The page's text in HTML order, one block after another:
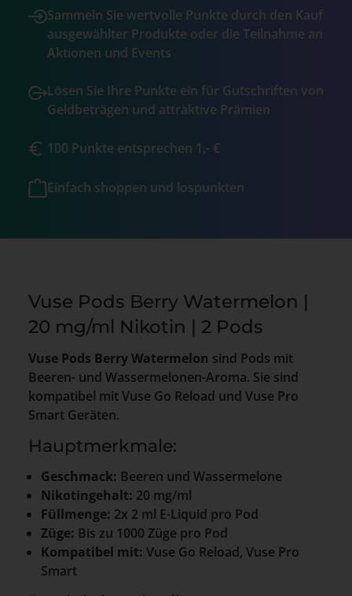
Sammeln Sie wertvolle Punkte durch den Kauf
ausgewählter Produkte oder die Teilnahme an
Aktionen und Events
Lösen Sie Ihre Punkte ein für Gutschriften von
Geldbeträgen und attraktive Prämien
100 Punkte entsprechen 1,- €
Einfach shoppen und lospunkten
Vuse Pods Berry Watermelon |
20 mg/ml Nikotin | 2 Pods
Vuse Pods Berry Watermelon sind Pods mit
Beeren- und Wassermelonen-Aroma. Sie sind
kompatibel mit Vuse Go Reload und Vuse Pro
Smart Geräten.
Hauptmerkmale:
Geschmack: Beeren und Wassermelone
Nikotingehalt: 20 mg/ml
Füllmenge: 2x 2 ml E-Liquid pro Pod
Züge: Bis zu 1000 Züge pro Pod
Kompatibel mit: Vuse Go Reload, Vuse Pro
Smart